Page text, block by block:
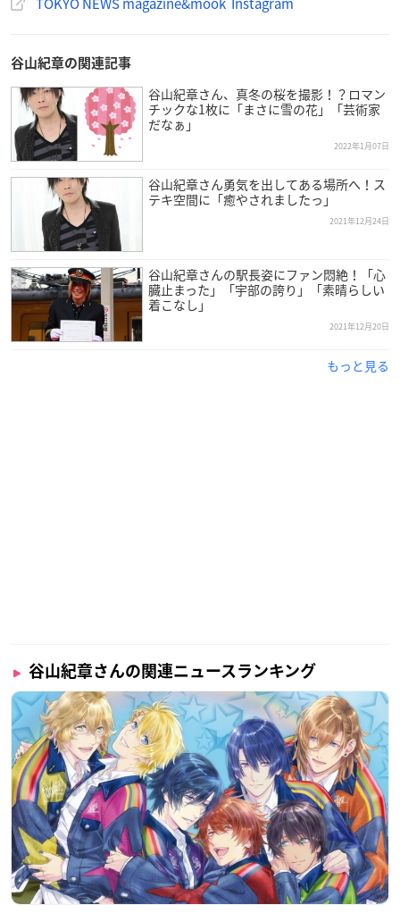
独占密着緑川光
(TVアニメ「薔薇王の葬列」)
小西克幸
(TVアニメ「SHAMAN KING」)
速水奨×鳥海浩輔
関俊彦×保志総一朗×平田広明×石田彰
(TVアニメ「最遊記RELOAD -ZEROIN-」)
津田健次郎×浪川大輔
三木眞一郎
山路和弘×朴璐美
TOKYO NEWS magazine&mook Instagram
谷山紀章の関連記事
谷山紀章さん、真冬の桜を撮影！？ロマン
チックな1枚に「まさに雪の花」「芸術家
だなぁ」
2022年1月07日
谷山紀章さん勇気を出してある場所へ！ス
テキ空間に「癒やされましたっ」
2021年12月24日
谷山紀章さんの駅長姿にファン悶絶！「心
臓止まった」「宇部の誇り」「素晴らしい
着こなし」
2021年12月20日
もっと見る
谷山紀章さんの関連ニュースランキング